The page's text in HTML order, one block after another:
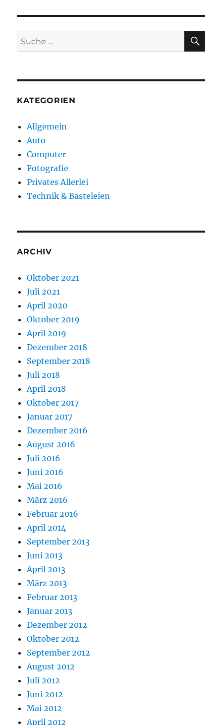
Suche
nach:
KATEGORIEN
Allgemein
Auto
Computer
Fotografie
Privates Allerlei
Technik & Basteleien
ARCHIV
Oktober 2021
Juli 2021
April 2020
Oktober 2019
April 2019
Dezember 2018
September 2018
Juli 2018
April 2018
Oktober 2017
Januar 2017
Dezember 2016
August 2016
Juli 2016
Juni 2016
Mai 2016
März 2016
Februar 2016
April 2014
September 2013
Juni 2013
April 2013
März 2013
Februar 2013
Januar 2013
Dezember 2012
Oktober 2012
September 2012
August 2012
Juli 2012
Juni 2012
Mai 2012
April 2012